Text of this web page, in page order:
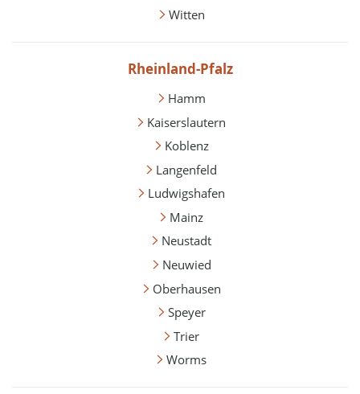
Witten
Rheinland-Pfalz
Hamm
Kaiserslautern
Koblenz
Langenfeld
Ludwigshafen
Mainz
Neustadt
Neuwied
Oberhausen
Speyer
Trier
Worms